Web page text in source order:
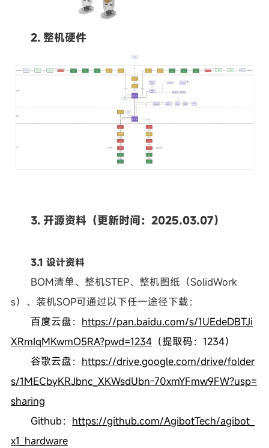
2. 整机硬件
3. 开源资料（更新时间：2025.03.07）
3.1 设计资料
BOM清单、整机STEP、整机图纸（SolidWork
s）、装机SOP可通过以下任一途径下载：
百度云盘： https://pan.baidu.com/s/1UEdeDBTJi
XRmIqMKwmO5RA?pwd=1234（提取码：1234）
谷歌云盘： https://drive.google.com/drive/folder
s/1MECbyKRJbnc_XKWsdUbn-70xmYFmw9FW?usp=
sharing
Github： https://github.com/AgibotTech/agibot_
x1_hardware